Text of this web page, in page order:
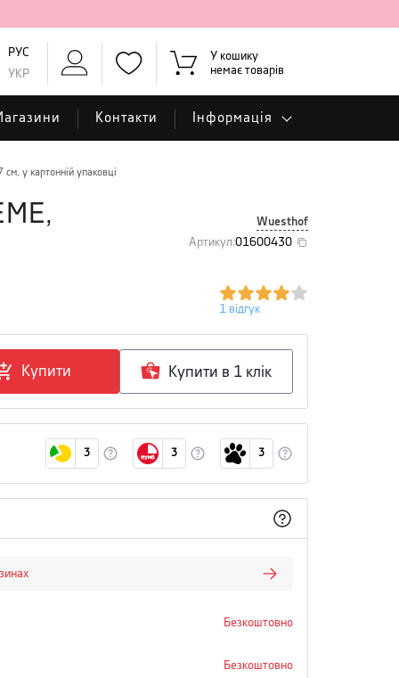
РУС
УКР
У кошику
немає товарів
Контакти Інформація
у картонній упаковці
Wuesthof
Артикул:01600430
1 відгук
Купити Купити в 1 клiк
3 3 3
Безкоштовно
Безкоштовно